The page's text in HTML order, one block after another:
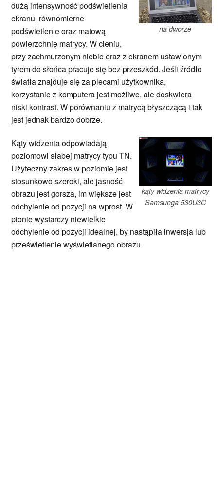
na dworze
dużą intensywność podświetlenia
ekranu, równomierne
podświetlenie oraz matową
powierzchnię matrycy. W cieniu,
przy zachmurzonym niebie oraz z ekranem ustawionym
tyłem do słońca pracuje się bez przeszkód. Jeśli źródło
światła znajduje się za plecami użytkownika,
korzystanie z komputera jest możliwe, ale doskwiera
niski kontrast. W porównaniu z matrycą błyszczącą i tak
jest jednak bardzo dobrze.
kąty widzenia matrycy
Samsunga 530U3C
Kąty widzenia odpowiadają
poziomowi słabej matrycy typu TN.
Użyteczny zakres w poziomie jest
stosunkowo szeroki, ale jasność
obrazu jest gorsza, im większe jest
odchylenie od pozycji na wprost. W
pionie wystarczy niewielkie
odchylenie od pozycji idealnej, by nastąpiła inwersja lub
prześwietlenie wyświetlanego obrazu.